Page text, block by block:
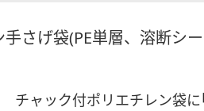
さげ袋(PE単層、溶断シ
チャック付ポリエチレン袋